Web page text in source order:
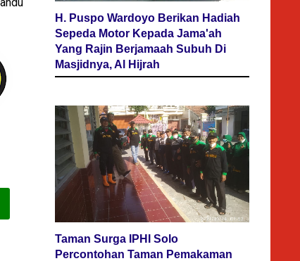
H. Puspo Wardoyo Berikan Hadiah
Sepeda Motor Kepada Jama'ah
Yang Rajin Berjamaah Subuh Di
Masjidnya, Al Hijrah
Taman Surga IPHI Solo
Percontohan Taman Pemakaman